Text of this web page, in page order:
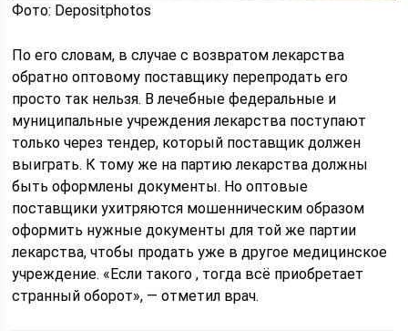
Фото: Depositphotos
По его словам, в случае с возвратом лекарства
обратно оптовому поставщику перепродать его
просто так нельзя. В лечебные федеральные и
муниципальные учреждения лекарства поступают
только через тендер, который поставщик должен
выиграть. К тому же на партию лекарства должны
быть оформлены документы. Но оптовые
поставщики ухитряются мошенническим образом
оформить нужные документы для той же партии
лекарства, чтобы продать уже в другое медицинское
учреждение. «Если такого , тогда всё приобретает
странный оборот», — отметил врач.